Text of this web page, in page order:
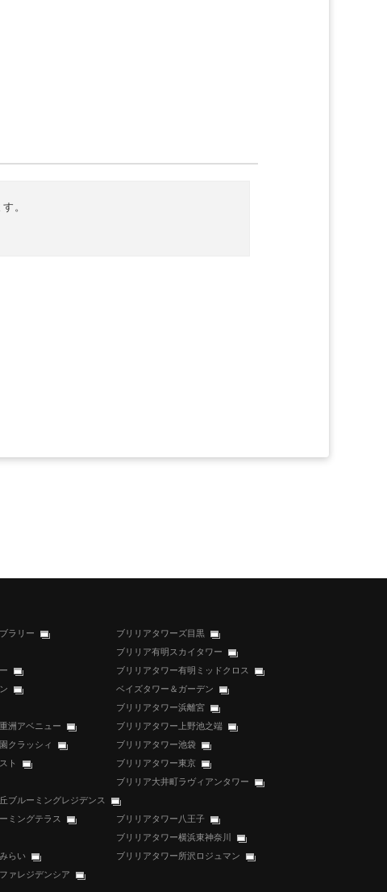
。
ラリー
ブリリアタワーズ目黒
ブリリア有明スカイタワー
ブリリアタワー有明ミッドクロス
ベイズタワー＆ガーデン
ブリリアタワー浜離宮
洲アベニュー
ブリリアタワー上野池之端
クラッシィ
ブリリアタワー池袋
ト
ブリリアタワー東京
ブリリア大井町ラヴィアンタワー
ブルーミングレジデンス
ミングテラス
ブリリアタワー八王子
ブリリアタワー横浜東神奈川
らい
ブリリアタワー所沢ロジュマン
ァレジデンシア